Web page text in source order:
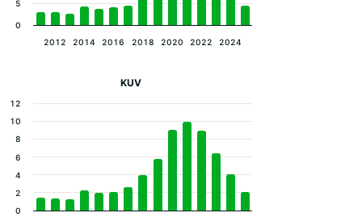
2012 2014 2016 2018 2020 2022 2024
0
5
KUV
0
2
4
6
8
10
12